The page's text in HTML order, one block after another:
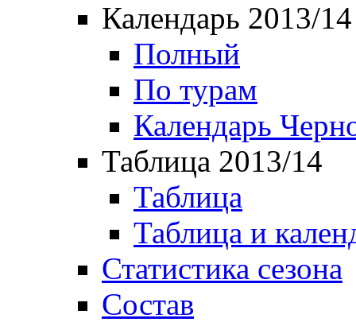
Календарь 2013/14
Полный
По турам
Календарь
Таблица 2013/14
Таблица
Таблица и
Статистика сезона
Состав